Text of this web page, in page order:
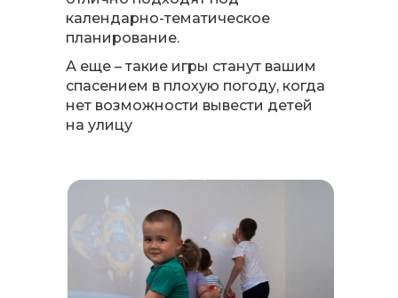
календарно-тематическое
планирование.
А еще – такие игры станут вашим
спасением в плохую погоду, когда
нет возможности вывести детей
на улицу